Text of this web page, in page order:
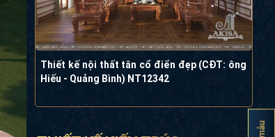
Thiết kế nội thất tân cổ điển đẹp (CĐT: ông
Hiếu - Quảng Bình) NT12342